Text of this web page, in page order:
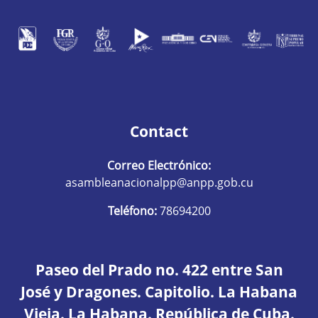
Contact
Correo Electrónico:
asambleanacionalpp@anpp.gob.cu
Teléfono:78694200
Paseo del Prado no. 422 entre San
José y Dragones. Capitolio. La Habana
Vieja. La Habana. República de Cuba.